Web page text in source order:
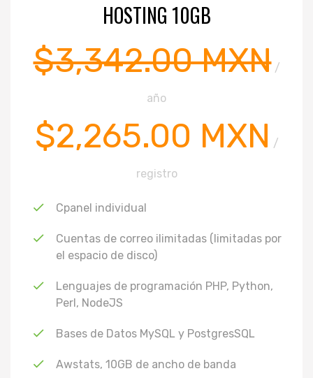
HOSTING 10GB
$3,342.00 MXN/
año
$2,265.00 MXN /
registro
Cpanel individual
Cuentas de correo ilimitadas (limitadas por
el espacio de disco)
Lenguajes de programación PHP, Python,
Perl, NodeJS
Bases de Datos MySQL y PostgresSQL
Awstats, 10GB de ancho de banda